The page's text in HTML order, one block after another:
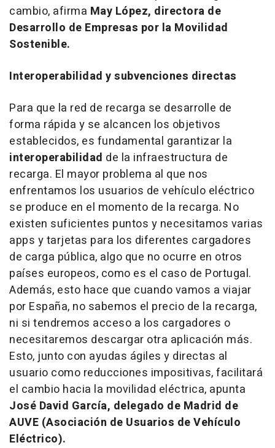
cambio, afirma May López, directora de
Desarrollo de Empresas por la Movilidad
Sostenible.
Interoperabilidad y subvenciones directas
Para que la red de recarga se desarrolle de
forma rápida y se alcancen los objetivos
establecidos, es fundamental garantizar la
interoperabilidad de la infraestructura de
recarga. El mayor problema al que nos
enfrentamos los usuarios de vehículo eléctrico
se produce en el momento de la recarga. No
existen suficientes puntos y necesitamos varias
apps y tarjetas para los diferentes cargadores
de carga pública, algo que no ocurre en otros
países europeos, como es el caso de Portugal.
Además, esto hace que cuando vamos a viajar
por España, no sabemos el precio de la recarga,
ni si tendremos acceso a los cargadores o
necesitaremos descargar otra aplicación más.
Esto, junto con ayudas ágiles y directas al
usuario como reducciones impositivas, facilitará
el cambio hacia la movilidad eléctrica, apunta
José David García, delegado de Madrid de
AUVE (Asociación de Usuarios de Vehículo
Eléctrico).